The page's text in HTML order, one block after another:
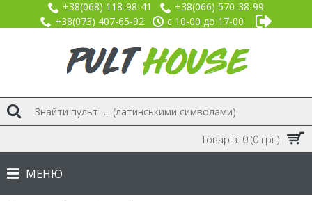
+38(068) 118-98-41
+38(066) 570-38-99
+38(073) 407-65-92
с 10-00 до 17-00
Товарів: 0 (0 грн)
МЕНЮ